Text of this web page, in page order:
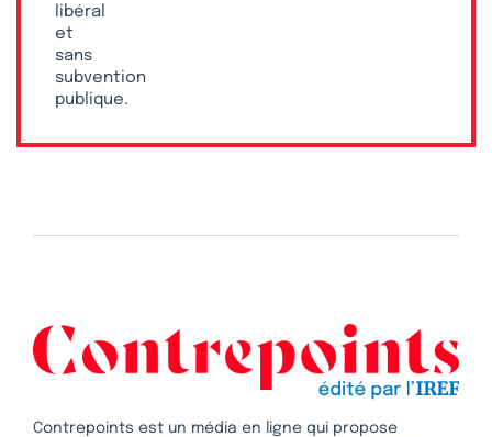
libéral
et
sans
subvention
publique.
Contrepoints est un média en ligne qui propose